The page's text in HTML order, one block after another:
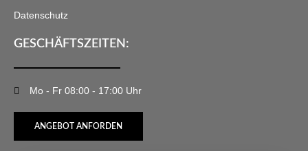
Datenschutz
GESCHÄFTSZEITEN:
Mo - Fr 08:00 - 17:00 Uhr
ANGEBOT ANFORDEN